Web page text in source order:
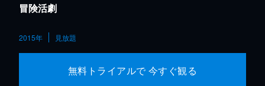
冒険活劇
2015年 見放題
無料トライアルで 今すぐ観る